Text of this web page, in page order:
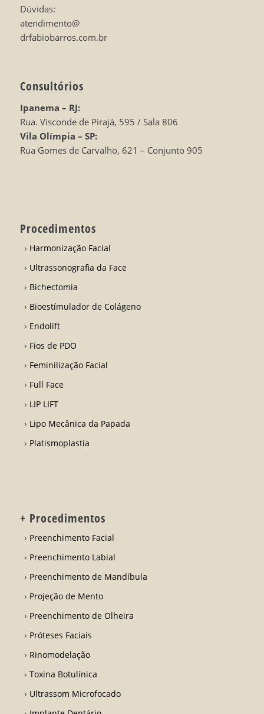
Dúvidas:
atendimento@
drfabiobarros.com.br
Consultórios
Ipanema – RJ:
Rua. Visconde de Pirajá, 595 / Sala 806
Vila Olímpia – SP:
Rua Gomes de Carvalho, 621 – Conjunto 905
Procedimentos
Harmonização Facial
Ultrassonografia da Face
Bichectomia
Bioestímulador de Colágeno
Endolift
Fios de PDO
Feminilização Facial
Full Face
LIP LIFT
Lipo Mecânica da Papada
Platismoplastia
+ Procedimentos
Preenchimento Facial
Preenchimento Labial
Preenchimento de Mandíbula
Projeção de Mento
Preenchimento de Olheira
Próteses Faciais
Rinomodelação
Toxina Botulínica
Ultrassom Microfocado